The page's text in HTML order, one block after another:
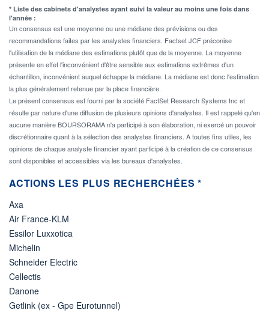
* Liste des cabinets d'analystes ayant suivi la valeur au moins une fois dans
l'année :
Un consensus est une moyenne ou une médiane des prévisions ou des
recommandations faites par les analystes financiers. Factset JCF préconise
l'utilisation de la médiane des estimations plutôt que de la moyenne. La moyenne
présente en effet l'inconvénient d'être sensible aux estimations extrêmes d'un
échantillon, inconvénient auquel échappe la médiane. La médiane est donc l'estimation
la plus généralement retenue par la place financière.
Le présent consensus est fourni par la société FactSet Research Systems Inc et
résulte par nature d'une diffusion de plusieurs opinions d'analystes. Il est rappelé qu'en
aucune manière BOURSORAMA n'a participé à son élaboration, ni exercé un pouvoir
discrétionnaire quant à la sélection des analystes financiers. A toutes fins utiles, les
opinions de chaque analyste financier ayant participé à la création de ce consensus
sont disponibles et accessibles via les bureaux d'analystes.
ACTIONS LES PLUS RECHERCHÉES *
Axa
Air France-KLM
Essilor Luxxotica
Michelin
Schneider Electric
Cellectis
Danone
Getlink (ex - Gpe Eurotunnel)